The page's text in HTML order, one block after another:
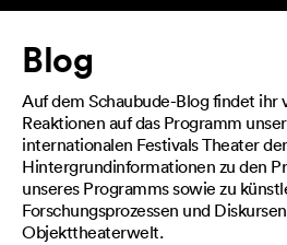
Artikel
Blog
Auf dem Schaubude-Blog findet ihr
Reaktionen auf das Programm
internationalen Festivals Theater
Hintergrundinformationen zu den
unseres Programms sowie zu
Forschungsprozessen und
Objekttheaterwelt.